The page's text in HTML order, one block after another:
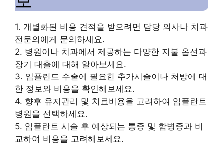
1. 개별화된 비용 견적을 받으려면 담당 의사나 치과
전문의에게 문의하세요.
2. 병원이나 치과에서 제공하는 다양한 지불 옵션과
장기 대출에 대해 알아보세요.
3. 임플란트 수술에 필요한 추가시술이나 처방에 대
한 정보와 비용을 확인해보세요.
4. 향후 유지관리 및 치료비용을 고려하여 임플란트
병원을 선택하세요.
5. 임플란트 시술 후 예상되는 통증 및 합병증과 비
교하여 비용을 고려해보세요.